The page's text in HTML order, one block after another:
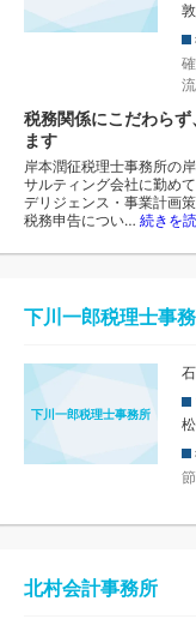
税務関係にこだわら
ます
岸本潤征税理士事務所の
サルティング会社に勤め
デリジェンス・事業計画
税務申告につい… 続きを
下川一郎税理士事
下川一郎税理士事務所
北村会計事務所